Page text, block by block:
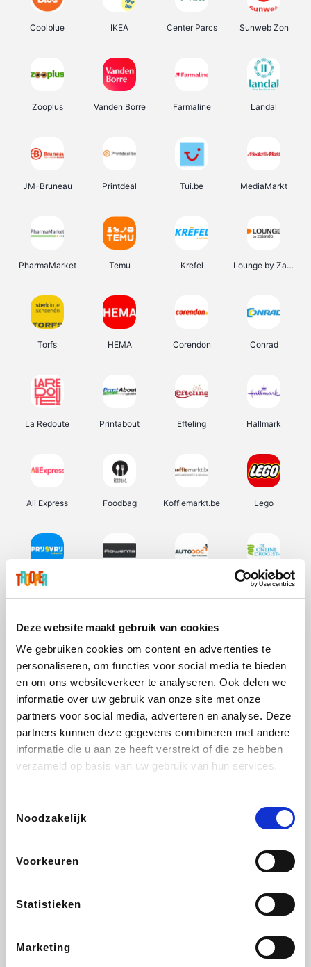
Deze website maakt gebruik van cookies
We gebruiken cookies om content en advertenties te
personaliseren, om functies voor social media te bieden
en om ons websiteverkeer te analyseren. Ook delen we
informatie over uw gebruik van onze site met onze
partners voor social media, adverteren en analyse. Deze
partners kunnen deze gegevens combineren met andere
informatie die u aan ze heeft verstrekt of die ze hebben
verzameld op basis van uw gebruik van hun services.
Noodzakelijk
Voorkeuren
Statistieken
Marketing
Coolblue IKEA Center Parcs Sunweb Zon
Zooplus Vanden Borre Farmaline Landal
JM-Bruneau Printdeal Tui.be MediaMarkt
PharmaMarket Temu Krefel Lounge by Zalando
Torfs HEMA Corendon Conrad
La Redoute Printabout Efteling Hallmark
Ali Express Foodbag Koffiemarkt.be Lego
Prijsvrij De Online Drogist
Vidaxl Lampenlicht.be Plopsa Adidas
All Accor
DectDirect
SupraBazar